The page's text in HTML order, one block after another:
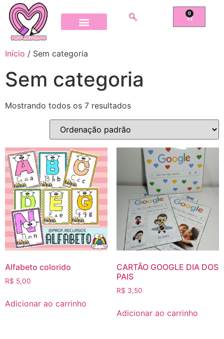
0
Início / Sem categoria
Sem categoria
Mostrando todos os 7 resultados
Alfabeto colorido
R$ 5,00
Adicionar ao carrinho
CARTÃO GOOGLE DIA DOS
PAIS
R$ 3,50
Adicionar ao carrinho